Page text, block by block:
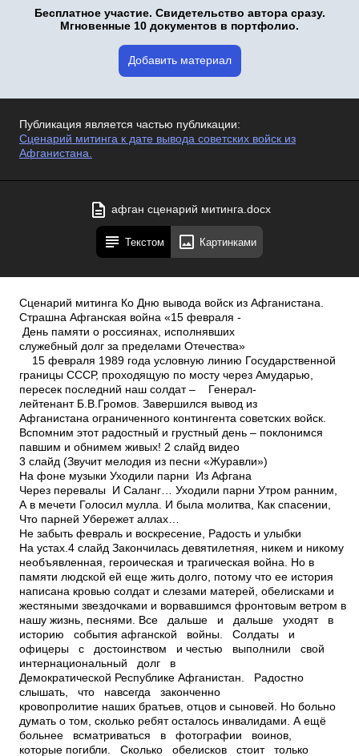
Бесплатное участие. Свидетельство автора сразу.
Мгновенные 10 документов в портфолио.
Добавить материал
Публикация является частью публикации:
Сценарий митинга к дате вывода советских войск из
Афганистана.
афган сценарий митинга.docx
Текстом Картинками
Сценарий митинга Ко Дню вывода войск из Афганистана.
Страшна Афганская война «15 февраля ­
День памяти о россиянах, исполнявших
служебный долг за пределами Отечества»
15 февраля 1989 года условную линию Государственной
границы СССР, проходящую по мосту через Амударью,
пересек последний наш солдат – Генерал­
лейтенант Б.В.Громов. Завершился вывод из
Афганистана ограниченного контингента советских войск.
Вспомним этот радостный и грустный день – поклонимся
павшим и обнимем живых! 2 слайд видео
3 слайд (Звучит мелодия из песни «Журавли»)
На фоне музыки Уходили парни Из Афгана
Через перевалы И Саланг… Уходили парни Утром ранним,
А в мечети Голосил мулла. И была молитва, Как спасении,
Что парней Убережет аллах…
Не забыть февраль и воскресение, Радость и улыбки
На устах.4 слайд Закончилась девятилетняя, никем и никому
необъявленная, героическая и трагическая война. Но в
памяти людской ей еще жить долго, потому что ее история
написана кровью солдат и слезами матерей, обелисками и
жестяными звездочками и ворвавшимся фронтовым ветром в
нашу жизнь, песнями. Все дальше и дальше уходят в
историю события афганской войны. Солдаты и
офицеры с достоинством и честью выполнили свой
интернациональный долг в
Демократической Республике Афганистан. Радостно
слышать, что навсегда законченно
кровопролитие наших братьев, отцов и сыновей. Но больно
думать о том, сколько ребят осталось инвалидами. А ещё
больнее всматриваться в фотографии воинов,
которые погибли. Сколько обелисков стоит только